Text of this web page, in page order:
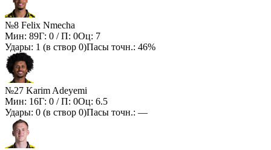
№8 Felix Nmecha
Мин: 89Г: 0 / П: 0Оц: 7
Удары: 1 (в створ 0)Пасы точн.: 46%
№27 Karim Adeyemi
Мин: 16Г: 0 / П: 0Оц: 6.5
Удары: 0 (в створ 0)Пасы точн.: —